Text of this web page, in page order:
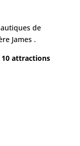
de
James .
10 attractions